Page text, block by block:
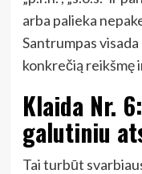
arba palieka
Santrumpas
konkrečią reikšmę
Klaida Nr.
galutiniu
Tai turbūt